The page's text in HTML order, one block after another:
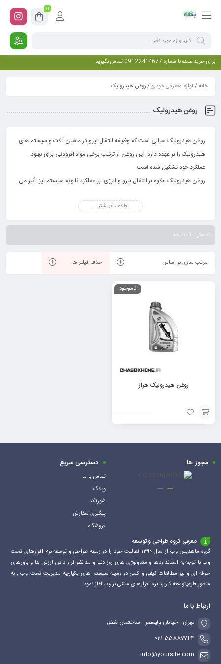
0
برای خرید عمده با شماره 09122414677 تماس بگیرید
خانه/ لوازم مصرفی خودرو/ روغن هیدرولیک
روغن هیدرولیک
روغن هیدرولیک سیالی است که وظیفه انتقال نیرو در ماشین آلات و سیستم های
هیدرولیک را بر عهده دارد. این روغن از ترکیب برخی مواد افزودنی برای بهبود
عملکرد خود تشکیل شده است.
روغن هیدرولیک علاوه بر انتقال نیرو و انرژی، بر عملکرد ثانویه سیستم نیز تأثیر می
اکسیداسیون و سایش باشد.
اطلاعات بیشتر ...
نمایش یک نتیجه
مرتب سازی بر اساس حذف فیلتر ها
ناموجود
روغن هیدرولیک هراز
افزودن
به
مجوز ها دسترسی سریع
تماس با ما
وبلاگ
شورتکد
پیگیری سفارش
فروشگاه
معرفی گروه طراحی و توسعه
گروه ماهدیس وب از سال 1390 فعالیت خود را در زمینه طراحی و توسعه نرم افزارهای تحت
وب با توجه به استانداردها و متدولوژی های روز دنیا و مد نظر قرار دادن ارزش ها و باورهای
حرفه ای و نیز مطالعات کیفی و کمی در زمینه سیستم های یکپارچه مدیریت تحت وب , به
منظور طرح,توسعه کاربرد نرم افزارهای مبتنی بر وب اغاز نمود.
ارتباط با ما
تهران - خیابان ولیعصر - ساختمان شفق
021-55887744
info@yoursite.com